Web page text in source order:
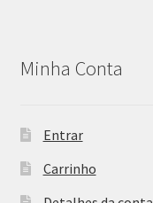
Minha Conta
Entrar
Carrinho